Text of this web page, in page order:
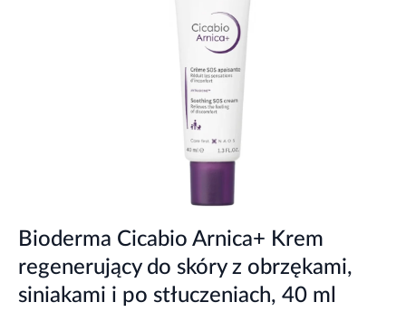
Bioderma Cicabio Arnica+ Krem
regenerujący do skóry z obrzękami,
siniakami i po stłuczeniach, 40 ml